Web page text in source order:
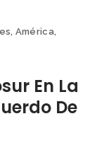
, América,
En La
De